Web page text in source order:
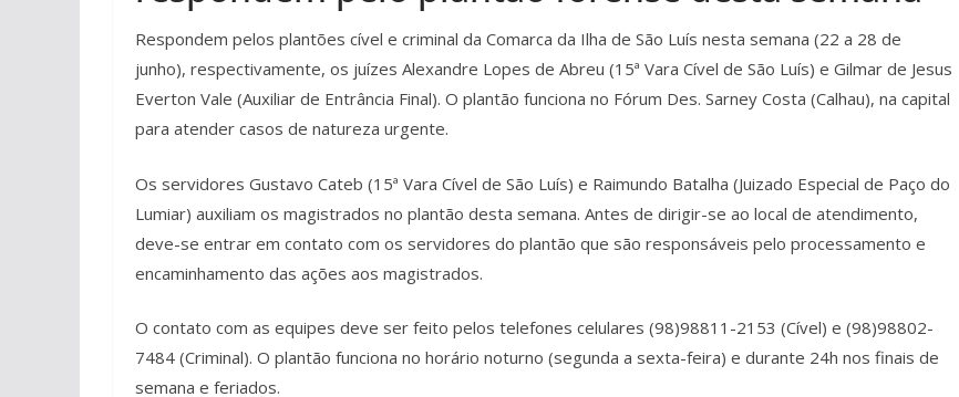
Respondem pelos plantões cível e criminal da Comarca da Ilha de São Luís nesta semana (22 a 28 de
junho), respectivamente, os juízes Alexandre Lopes de Abreu (15ª Vara Cível de São Luís) e Gilmar de Jesus
Everton Vale (Auxiliar de Entrância Final). O plantão funciona no Fórum Des. Sarney Costa (Calhau), na capital
para atender casos de natureza urgente.
Os servidores Gustavo Cateb (15ª Vara Cível de São Luís) e Raimundo Batalha (Juizado Especial de Paço do
Lumiar) auxiliam os magistrados no plantão desta semana. Antes de dirigir-se ao local de atendimento,
deve-se entrar em contato com os servidores do plantão que são responsáveis pelo processamento e
encaminhamento das ações aos magistrados.
O contato com as equipes deve ser feito pelos telefones celulares (98)98811-2153 (Cível) e (98)98802-
7484 (Criminal). O plantão funciona no horário noturno (segunda a sexta-feira) e durante 24h nos finais de
semana e feriados.